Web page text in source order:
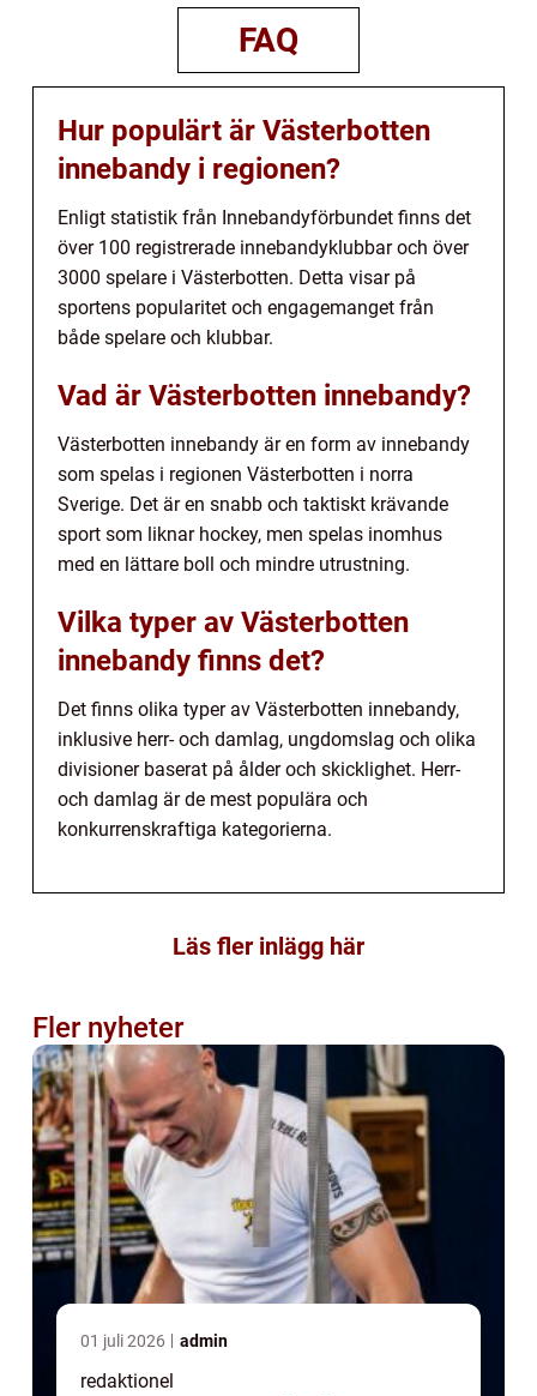
FAQ
Hur populärt är Västerbotten
innebandy i regionen?
Enligt statistik från Innebandyförbundet finns det
över 100 registrerade innebandyklubbar och över
3000 spelare i Västerbotten. Detta visar på
sportens popularitet och engagemanget från
både spelare och klubbar.
Vad är Västerbotten innebandy?
Västerbotten innebandy är en form av innebandy
som spelas i regionen Västerbotten i norra
Sverige. Det är en snabb och taktiskt krävande
sport som liknar hockey, men spelas inomhus
med en lättare boll och mindre utrustning.
Vilka typer av Västerbotten
innebandy finns det?
Det finns olika typer av Västerbotten innebandy,
inklusive herr- och damlag, ungdomslag och olika
divisioner baserat på ålder och skicklighet. Herr-
och damlag är de mest populära och
konkurrenskraftiga kategorierna.
Läs fler inlägg här
Fler nyheter
01 juli 2026 admin
redaktionel